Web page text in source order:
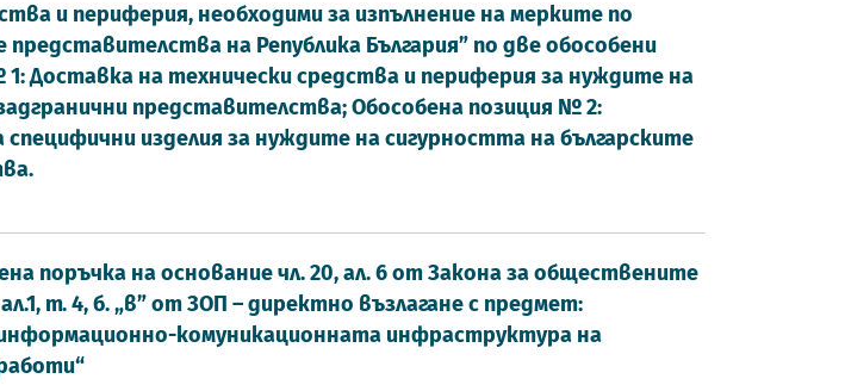
и периферия, необходими за изпълнение на мерките по
на Република България” по две обособени
Доставка на технически средства и периферия за нуждите на
представителства; Обособена позиция № 2:
изделия за нуждите на сигурността на българските
поръчка на основание чл. 20, ал. 6 от Закона за обществените
т. 4, б. „в” от ЗОП – директно възлагане с предмет:
комуникационната инфраструктура на